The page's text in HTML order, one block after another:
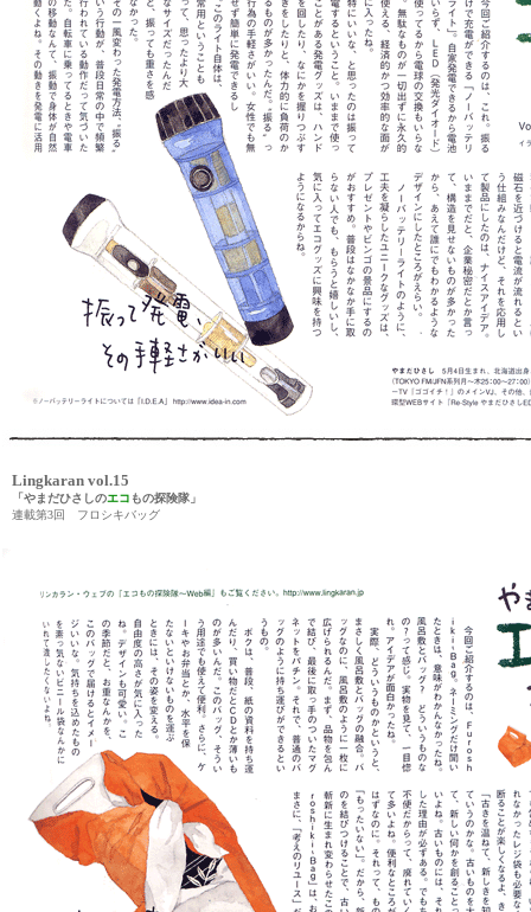
Lingkaran vol.15
「やまだひさしのエコ もの探険隊」
連載第3回 フロシキバッグ